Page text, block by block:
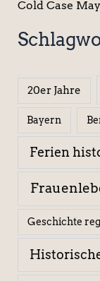
Cold Case
20er Jahre
Bayern
Ferien
Geschichte